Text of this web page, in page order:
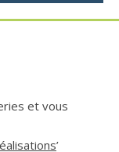
et vous
’